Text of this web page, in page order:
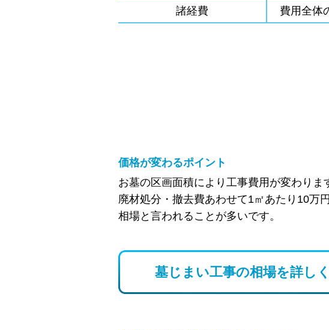
諸経費
費用全体
価格が変わるポイント
お墓の区画面積により工事費用が変わりま
廃材処分・撤去費あわせて1㎡あたり10万
相場と言われることが多いです。
墓じまい工事の相場を詳し